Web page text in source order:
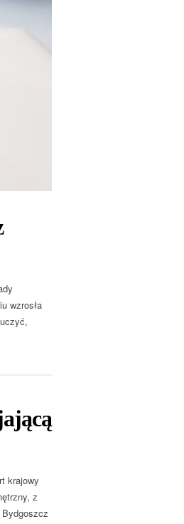
wzrosła
krajowy
z